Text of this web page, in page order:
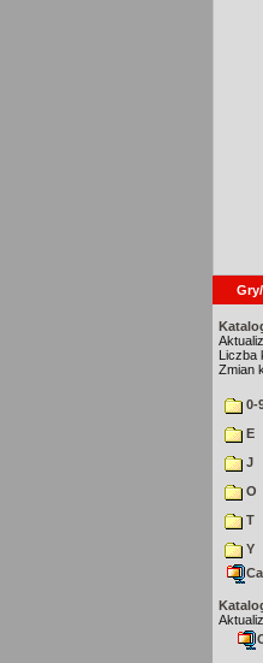
Liczba
Zmian
0-
E
J
O
T
Y